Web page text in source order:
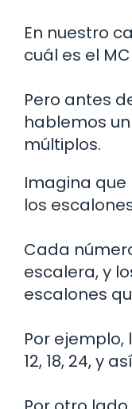
En nuestro
cuál es el
Pero antes
hablemos
múltiplos.
Imagina que
los
Cada
escalera, y
escalones
Por ejemplo,
12, 18, 24, y